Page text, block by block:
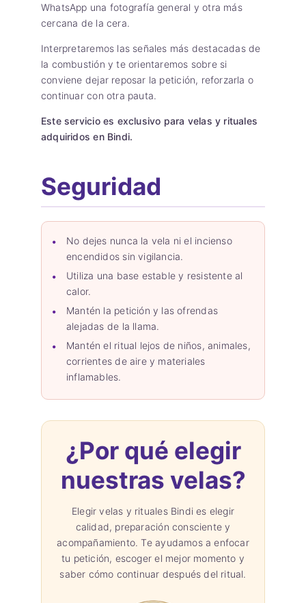
WhatsApp una fotografía general y otra más
cercana de la cera.
Interpretaremos las señales más destacadas de
la combustión y te orientaremos sobre si
conviene dejar reposar la petición, reforzarla o
continuar con otra pauta.
Este servicio es exclusivo para velas y rituales
adquiridos en Bindi.
Seguridad
No dejes nunca la vela ni el incienso
encendidos sin vigilancia.
Utiliza una base estable y resistente al
calor.
Mantén la petición y las ofrendas
alejadas de la llama.
Mantén el ritual lejos de niños, animales,
corrientes de aire y materiales
inflamables.
¿Por qué elegir
nuestras velas?
Elegir velas y rituales Bindi es elegir
calidad, preparación consciente y
acompañamiento. Te ayudamos a enfocar
tu petición, escoger el mejor momento y
saber cómo continuar después del ritual.